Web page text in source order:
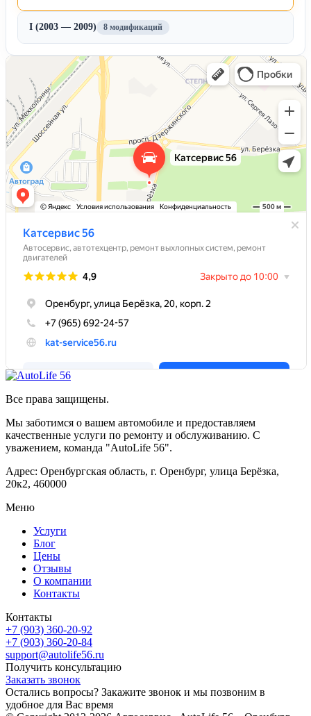
I (2003 — 2009) 8 модификаций
Все права защищены.
Мы заботимся о вашем автомобиле и предоставляем
качественные услуги по ремонту и обслуживанию. С
уважением, команда "AutoLife 56".
Адрес: Оренбургская область, г. Оренбург, улица Берёзка,
20к2, 460000
Меню
Услуги
Блог
Цены
Отзывы
О компании
Контакты
Контакты
+7 (903) 360-20-92
+7 (903) 360-20-84
support@autolife56.ru
Получить консультацию
Заказать звонок
Остались вопросы? Закажите звонок и мы позвоним в
удобное для Вас время